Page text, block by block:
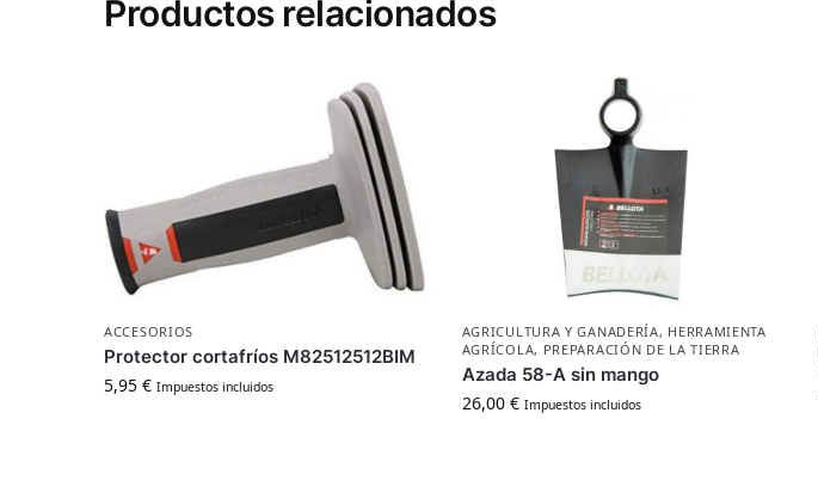
Productos relacionados
ACCESORIOS
Protector cortafríos M82512512BIM
5,95€ Impuestos incluidos
AGRICULTURA Y GANADERÍA, HERRAMIENTA
AGRÍCOLA, PREPARACIÓN DE LA TIERRA
Azada 58-A sin mango
26,00 € Impuestos incluidos